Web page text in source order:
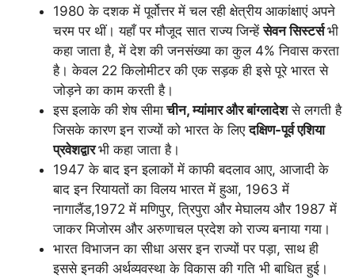
1980 के दशक में पूर्वोत्तर में चल रही क्षेत्रीय आकांक्षाएं अपने
चरम पर थीं। यहाँ पर मौजूद सात राज्य जिन्हेंसेवन सिस्टर्सभी
कहा जाता है, में देश की जनसंख्या का कुल 4% निवास करता
है। केवल 22 किलोमीटर की एक सड़क ही इसे पूरे भारत से
जोड़ने का काम करती है।
इस इलाके की शेष सीमाचीन, म्यांमार और बांग्लादेशसे लगती है
जिसके कारण इन राज्यों को भारत के लिएदक्षिण-पूर्व एशिया
प्रवेशद्वारभी कहा जाता है।
1947 के बाद इन इलाकों में काफी बदलाव आए, आजादी के
बाद इन रियायतों का विलय भारत में हुआ, 1963 में
नागालैंड,1972 में मणिपुर, त्रिपुरा और मेघालय और 1987 में
जाकर मिजोरम और अरुणाचल प्रदेश को राज्य बनाया गया।
भारत विभाजन का सीधा असर इन राज्यों पर पड़ा, साथ ही
इससे इनकी अर्थव्यवस्था के विकास की गति भी बाधित हुई।